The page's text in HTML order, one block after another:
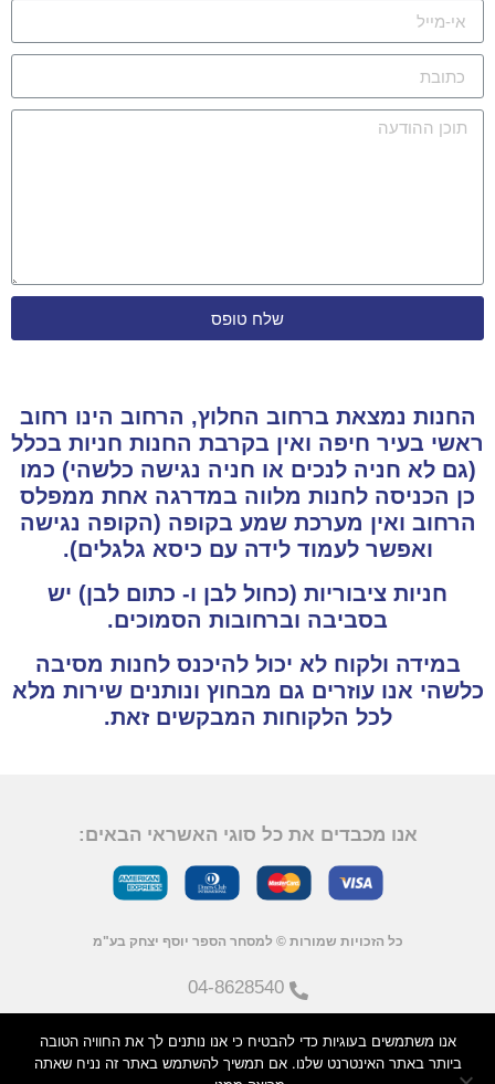
שלח טופס
החנות נמצאת ברחוב החלוץ, הרחוב הינו רחוב
ראשי בעיר חיפה ואין בקרבת החנות חניות בכלל
(גם לא חניה לנכים או חניה נגישה כלשהי) כמו
כן הכניסה לחנות מלווה במדרגה אחת ממפלס
הרחוב ואין מערכת שמע בקופה (הקופה נגישה
ואפשר לעמוד לידה עם כיסא גלגלים).
חניות ציבוריות (כחול לבן ו- כתום לבן) יש
בסביבה וברחובות הסמוכים.
במידה ולקוח לא יכול להיכנס לחנות מסיבה
כלשהי אנו עוזרים גם מבחוץ ונותנים שירות מלא
לכל הלקוחות המבקשים זאת.
אנו מכבדים את כל סוגי האשראי הבאים:
כל הזכויות שמורות © למסחר הספר יוסף יצחק בע"מ
04-8628540
ms_books@bezeqint.net
אנו משתמשים בעוגיות כדי להבטיח כי אנו נותנים לך את החוויה הטובה
ביותר באתר האינטרנט שלנו. אם תמשיך להשתמש באתר זה נניח שאתה